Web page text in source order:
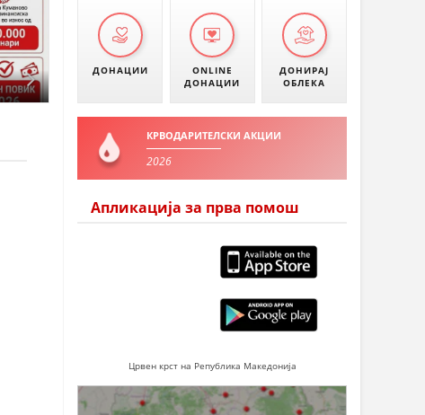
ДОНАЦИИ
ONLINE
ДОНАЦИИ
ДОНИРАЈ
ОБЛЕКА
КРВОДАРИТЕЛСКИ АКЦИИ
2026
Апликација за прва помош
Црвен крст на Република Македонија